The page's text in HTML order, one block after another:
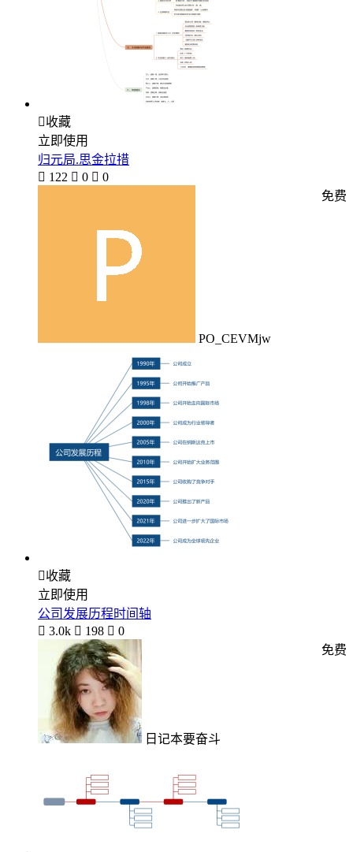
收藏
立即使用
归元局.思金拉措
 122  0  0
PO_CEVMjw
免费
收藏
立即使用
公司发展历程时间轴
 3.0k  198  0
日记本要奋斗
免费